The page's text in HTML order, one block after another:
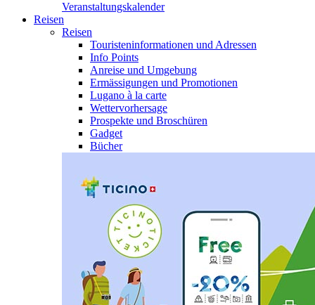
Veranstaltungskalender
Reisen
Reisen
Touristeninformationen und Adressen
Info Points
Anreise und Umgebung
Ermässigungen und Promotionen
Lugano à la carte
Wettervorhersage
Prospekte und Broschüren
Gadget
Bücher